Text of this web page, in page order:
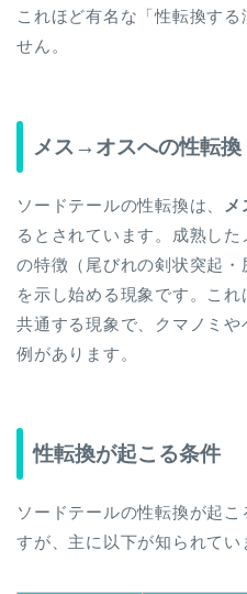
これほど有名な「性転換す
せん。
メス→オスへの性転換
ソードテールの性転換は、
るとされています。成熟し
の特徴（尾びれの剣状突起・
を示し始める現象です。こ
共通する現象で、クマノミ
例があります。
性転換が起こる条件
ソードテールの性転換が起
すが、主に以下が知られてい